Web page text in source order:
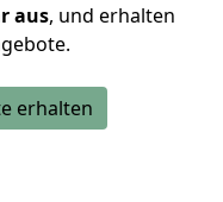
aus, und erhalten
erhalten